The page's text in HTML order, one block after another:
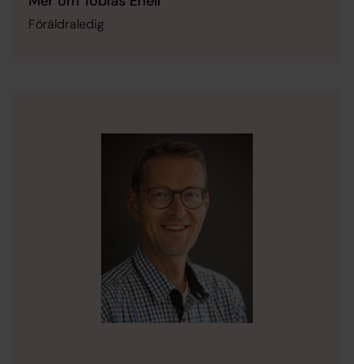
Föräldraledig